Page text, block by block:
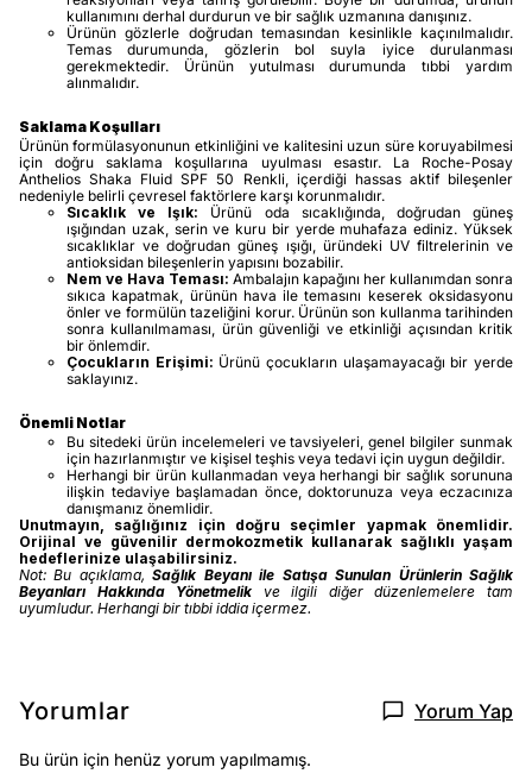
kullanımını derhal durdurun ve bir sağlık uzmanına danışınız.
Ürünün gözlerle doğrudan temasından kesinlikle kaçınılmalıdır.
Temas durumunda, gözlerin bol suyla iyice durulanması
gerekmektedir. Ürünün yutulması durumunda tıbbi yardım
alınmalıdır.
Saklama Koşulları
Ürünün formülasyonunun etkinliğini ve kalitesini uzun süre koruyabilmesi
için doğru saklama koşullarına uyulması esastır. La Roche-Posay
Anthelios Shaka Fluid SPF 50 Renkli, içerdiği hassas aktif bileşenler
nedeniyle belirli çevresel faktörlere karşı korunmalıdır.
Sıcaklık ve Işık: Ürünü oda sıcaklığında, doğrudan güneş
ışığından uzak, serin ve kuru bir yerde muhafaza ediniz. Yüksek
sıcaklıklar ve doğrudan güneş ışığı, üründeki UV filtrelerinin ve
antioksidan bileşenlerin yapısını bozabilir.
Nem ve Hava Teması: Ambalajın kapağını her kullanımdan sonra
sıkıca kapatmak, ürünün hava ile temasını keserek oksidasyonu
önler ve formülün tazeliğini korur. Ürünün son kullanma tarihinden
sonra kullanılmaması, ürün güvenliği ve etkinliği açısından kritik
bir önlemdir.
Çocukların Erişimi: Ürünü çocukların ulaşamayacağı bir yerde
saklayınız.
Önemli Notlar
Bu sitedeki ürün incelemeleri ve tavsiyeleri, genel bilgiler sunmak
için hazırlanmıştır ve kişisel teşhis veya tedavi için uygun değildir.
Herhangi bir ürün kullanmadan veya herhangi bir sağlık sorununa
ilişkin tedaviye başlamadan önce, doktorunuza veya eczacınıza
danışmanız önemlidir.
Unutmayın, sağlığınız için doğru seçimler yapmak önemlidir.
Orijinal ve güvenilir dermokozmetik kullanarak sağlıklı yaşam
hedeflerinize ulaşabilirsiniz.
Not: Bu açıklama,Sağlık Beyanı ile Satışa Sunulan Ürünlerin Sağlık
Beyanları Hakkında Yönetmelik ve ilgili diğer düzenlemelere tam
uyumludur. Herhangi bir tıbbi iddia içermez.
Yorumlar Yorum Yap
Bu ürün için henüz yorum yapılmamış.